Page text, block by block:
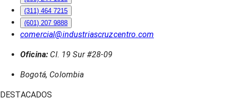
(311) 464 7215
(601) 207 9888
comercial@industriascruzcentro.com
Oficina: Cl. 19 Sur #28-09
Bogotá, Colombia
DESTACADOS